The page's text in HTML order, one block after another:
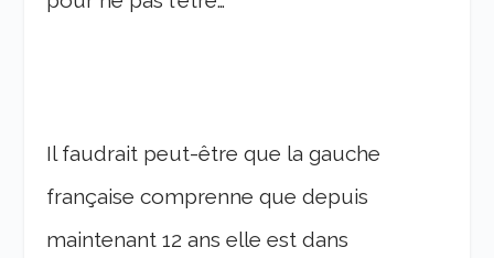
Il faudrait peut-être que la gauche
française comprenne que depuis
maintenant 12 ans elle est dans